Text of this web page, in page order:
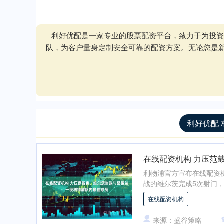
利好优配是一家专业的股票配资平台，致力于为投
队，为客户量身定制安全可靠的配资方案。无论您
利好优配
在线配资机构 力压范
利物浦官方宣布在线配资
战的维尔茨完成5次射门
在线配资机构
来源：盛谷策略